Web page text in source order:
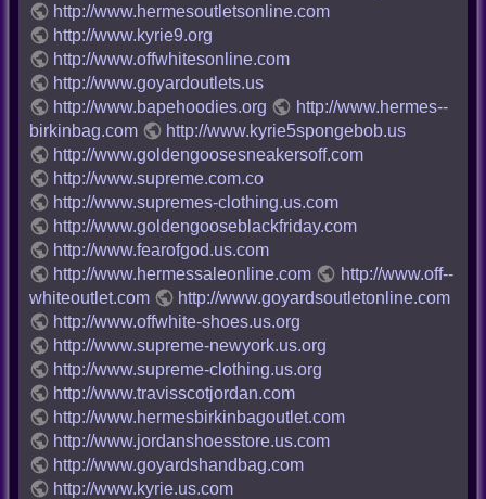
http://www.hermesoutletsonline.com
http://www.kyrie9.org
http://www.offwhitesonline.com
http://www.goyardoutlets.us
http://www.bapehoodies.org
http://www.hermes--
birkinbag.com
http://www.kyrie5spongebob.us
http://www.goldengoosesneakersoff.com
http://www.supreme.com.co
http://www.supremes-clothing.us.com
http://www.goldengooseblackfriday.com
http://www.fearofgod.us.com
http://www.hermessaleonline.com
http://www.off--
whiteoutlet.com
http://www.goyardsoutletonline.com
http://www.offwhite-shoes.us.org
http://www.supreme-newyork.us.org
http://www.supreme-clothing.us.org
http://www.travisscotjordan.com
http://www.hermesbirkinbagoutlet.com
http://www.jordanshoesstore.us.com
http://www.goyardshandbag.com
http://www.kyrie.us.com